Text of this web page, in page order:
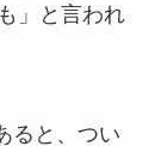
」と言われ
ると、つい